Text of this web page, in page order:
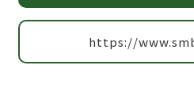
https://